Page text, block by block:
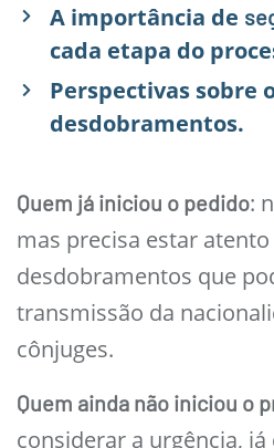
A importância de
cada etapa do
Perspectivas sobre
desdobramentos.
Quem já iniciou o pedido:
mas precisa estar atento
desdobramentos que
transmissão da
cônjuges.
Quem ainda não iniciou o
considerar a urgência,